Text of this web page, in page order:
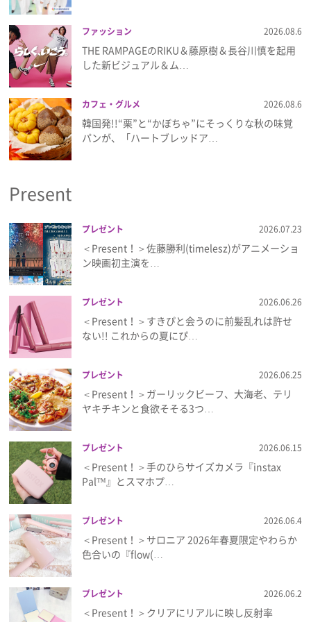
ファッション 2026.08.6
THE RAMPAGEのRIKU＆藤原樹＆長谷川慎を起用
した新ビジュアル＆ム…
カフェ・グルメ 2026.08.6
韓国発!!“栗”と“かぼちゃ”にそっくりな秋の味覚
パンが、「ハートブレッドア…
Present
プレゼント 2026.07.23
＜Present！＞佐藤勝利(timelesz)がアニメーショ
ン映画初主演を…
プレゼント 2026.06.26
＜Present！＞すきぴと会うのに前髪乱れは許せ
ない!! これからの夏にぴ…
プレゼント 2026.06.25
＜Present！＞ガーリックビーフ、大海老、テリ
ヤキチキンと食欲そそる3つ…
プレゼント 2026.06.15
＜Present！＞手のひらサイズカメラ『instax
Pal™』とスマホプ…
プレゼント 2026.06.4
＜Present！＞サロニア 2026年春夏限定やわらか
色合いの『flow(…
プレゼント 2026.06.2
＜Present！＞クリアにリアルに映し反射率